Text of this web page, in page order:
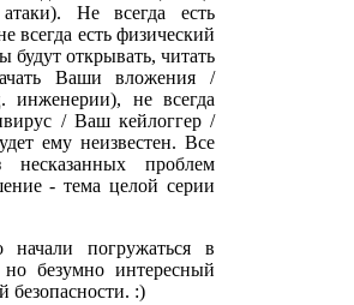
Не всегда есть
всегда есть физический
будут открывать, читать
Ваши вложения /
инженерии), не всегда
/ Ваш кейлоггер /
ему неизвестен. Все
проблем
- тема целой серии
погружаться в
безумно интересный
:)